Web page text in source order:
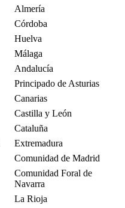
Almería
Córdoba
Huelva
Málaga
Andalucía
Principado de Asturias
Canarias
Castilla y León
Cataluña
Extremadura
Comunidad de Madrid
Comunidad Foral de
Navarra
La Rioja